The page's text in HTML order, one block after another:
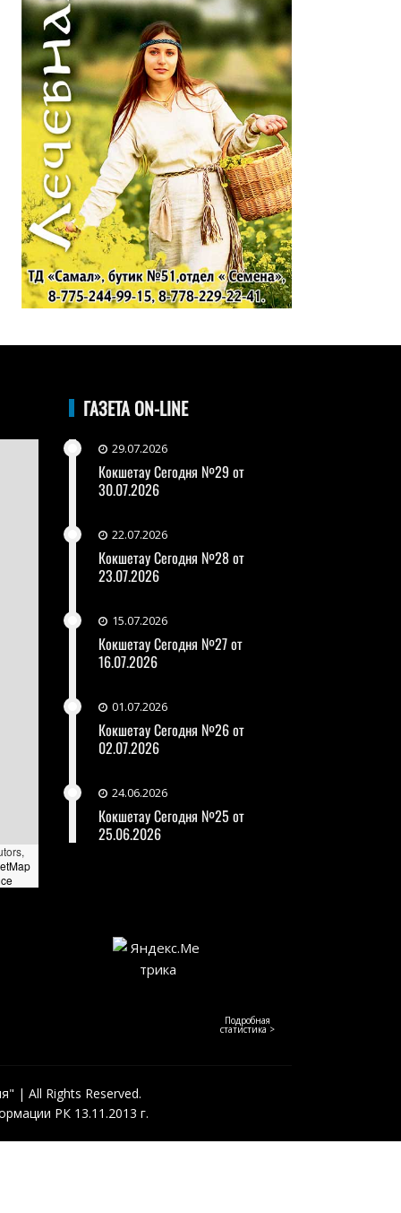
ГАЗЕТА ON-LINE
29.07.2026
Кокшетау Сегодня №29 от
30.07.2026
22.07.2026
Кокшетау Сегодня №28 от
23.07.2026
15.07.2026
Кокшетау Сегодня №27 от
16.07.2026
01.07.2026
Кокшетау Сегодня №26 от
02.07.2026
24.06.2026
Кокшетау Сегодня №25 от
25.06.2026
Подробная
статистика >
| All Rights Reserved.
РК 13.11.2013 г.